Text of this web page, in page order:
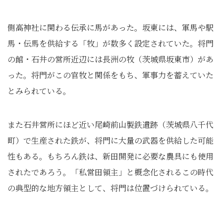
側高神社に関わる伝承に馬があった。坂東には、軍馬や駅
馬・伝馬を供給する「牧」が数多く設定されていた。将門
の館・石井の営所近辺には長洲の牧（茨城県坂東市）があ
った。将門がこの官牧と関係をもち、軍事力を蓄えていた
とみられている。
また石井営所にほど近い尾崎前山製鉄遺跡（茨城県八千代
町）で生産された鉄が、将門に大量の武器を供給した可能
性もある。もちろん鉄は、新田開発に必要な農具にも使用
されたであろう。「私営田領主」と概念化されるこの時代
の典型的な地方領主として、将門は位置づけられている。